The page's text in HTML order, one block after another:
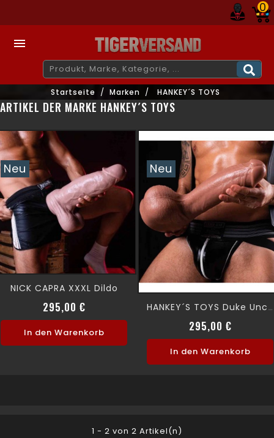
0

Startseite Marken HANKEY´S TOYS
ARTIKEL DER MARKE HANKEY´S TOYS
Neu
NICK CAPRA XXXL Dildo
295,00 €Preis
In den Warenkorb
Neu
HANKEY´S TOYS Duke Uncut DILDO 30 Cm
295,00 €Preis
In den Warenkorb
1 - 2 von 2 Artikel(n)